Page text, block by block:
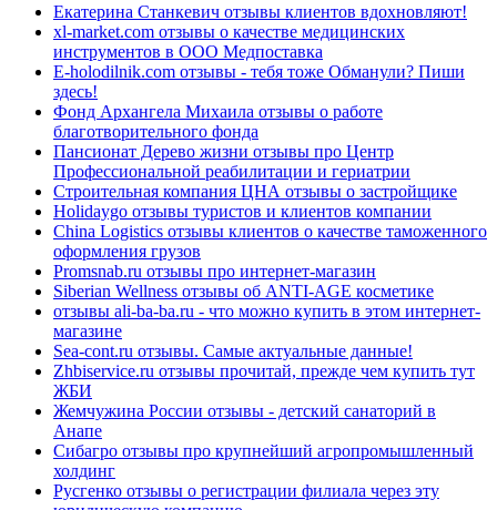
Екатерина Станкевич отзывы клиентов вдохновляют!
xl-market.com отзывы о качестве медицинских
инструментов в ООО Медпоставка
E-holodilnik.com отзывы - тебя тоже Обманули? Пиши
здесь!
Фонд Архангела Михаила отзывы о работе
благотворительного фонда
Пансионат Дерево жизни отзывы про Центр
Профессиональной реабилитации и гериатрии
Строительная компания ЦНА отзывы о застройщике
Holidaygo отзывы туристов и клиентов компании
China Logistics отзывы клиентов о качестве таможенного
оформления грузов
Promsnab.ru отзывы про интернет-магазин
Siberian Wellness отзывы об ANTI-AGE косметике
отзывы ali-ba-ba.ru - что можно купить в этом интернет-
магазине
Sea-cont.ru отзывы. Самые актуальные данные!
Zhbiservice.ru отзывы прочитай, прежде чем купить тут
ЖБИ
Жемчужина России отзывы - детский санаторий в
Анапе
Сибагро отзывы про крупнейший агропромышленный
холдинг
Русгенко отзывы о регистрации филиала через эту